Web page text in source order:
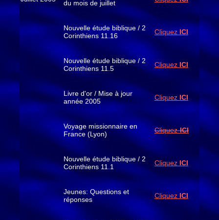
du mois de juillet
Nouvelle étude biblique / 2
Corinthiens 11.16
Cliquez ICI
Nouvelle étude biblique / 2
Corinthiens 11.5
Cliquez ICI
Livre d'or / Mise à jour
année 2005
Cliquez ICI
Voyage missionnaire en
France (Lyon)
Cliquez-ICI
Nouvelle étude biblique / 2
Corinthiens 11.1
Cliquez ICI
Jeunes: Questions et
réponses
Cliquez ICI